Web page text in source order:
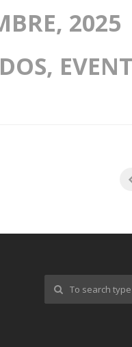
2025
,